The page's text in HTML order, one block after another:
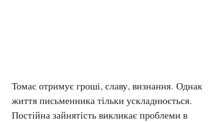
Томас отримує гроші, славу, визнання. Однак
життя письменника тільки ускладнюється.
Постійна зайнятість викликає проблеми в